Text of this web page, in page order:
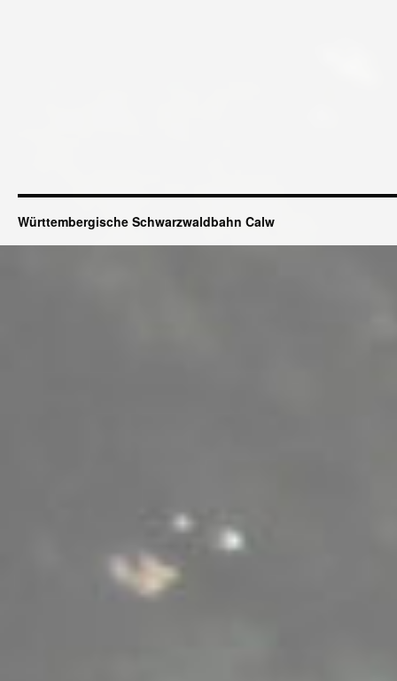
Württembergische Schwarzwaldbahn Calw